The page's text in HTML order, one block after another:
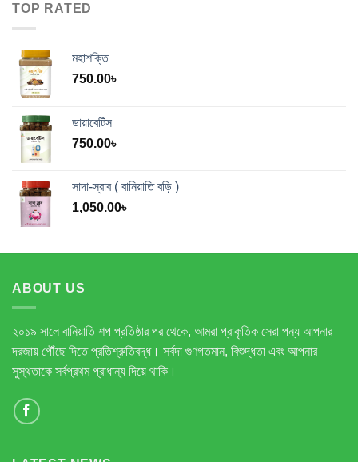
TOP RATED
মহাশক্তি
750.00৳
ডায়াবেটিস
750.00৳
সাদা-স্রাব ( বানিয়াতি বড়ি )
1,050.00৳
ABOUT US
২০১৯ সালে বানিয়াতি শপ প্রতিষ্ঠার পর থেকে, আমরা প্রাকৃতিক সেরা পন্য আপনার
দরজায় পৌঁছে দিতে প্রতিশ্রুতিবদ্ধ। সর্বদা গুণগতমান, বিশুদ্ধতা এবং আপনার
সুস্থতাকে সর্বপ্রথম প্রাধান্য দিয়ে থাকি।